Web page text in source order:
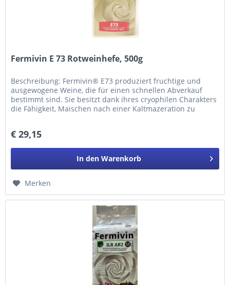
Fermivin E 73 Rotweinhefe, 500g
Beschreibung: Fermivin® E73 produziert fruchtige und
ausgewogene Weine, die für einen schnellen Abverkauf
bestimmt sind. Sie besitzt dank ihres cryophilen Charakters
die Fähigkeit, Maischen nach einer Kaltmazeration zu
€ 29,15
In den Warenkorb
Merken